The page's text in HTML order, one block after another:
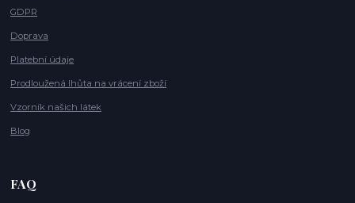
GDPR
Doprava
Platební údaje
Prodloužená lhůta na vrácení zboží
Vzorník našich látek
Blog
FAQ